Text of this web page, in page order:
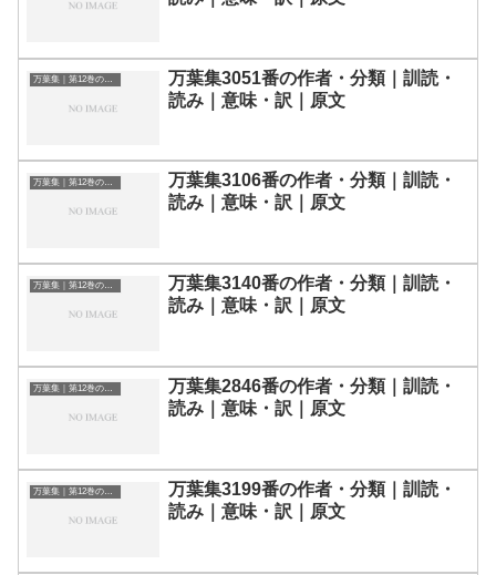
万葉集｜第12巻の和歌一覧
万葉集3051番の作者・分類｜訓読・
読み｜意味・訳｜原文
万葉集｜第12巻の和歌一覧
万葉集3106番の作者・分類｜訓読・
読み｜意味・訳｜原文
万葉集｜第12巻の和歌一覧
万葉集3140番の作者・分類｜訓読・
読み｜意味・訳｜原文
万葉集｜第12巻の和歌一覧
万葉集2846番の作者・分類｜訓読・
読み｜意味・訳｜原文
万葉集｜第12巻の和歌一覧
万葉集3199番の作者・分類｜訓読・
読み｜意味・訳｜原文